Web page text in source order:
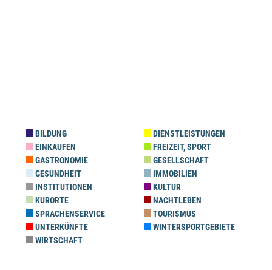
BILDUNG
DIENSTLEISTUNGEN
EINKAUFEN
FREIZEIT, SPORT
GASTRONOMIE
GESELLSCHAFT
GESUNDHEIT
IMMOBILIEN
INSTITUTIONEN
KULTUR
KURORTE
NACHTLEBEN
SPRACHENSERVICE
TOURISMUS
UNTERKÜNFTE
WINTERSPORTGEBIETE
WIRTSCHAFT